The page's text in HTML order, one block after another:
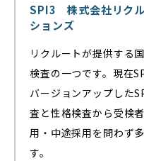
SPI3 株式会社リク
ションズ
リクルートが提供する
検査の一つです。現在
バージョンアップした
査と性格検査から受検
用・中途採用を問わず
す。